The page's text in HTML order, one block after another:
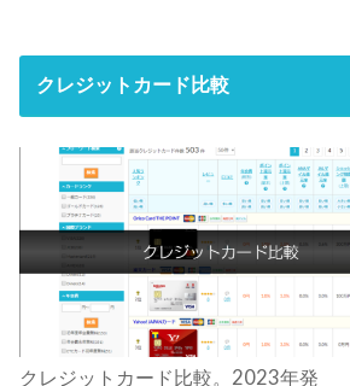
クレジットカード比較
クレジットカード比較。2023年発